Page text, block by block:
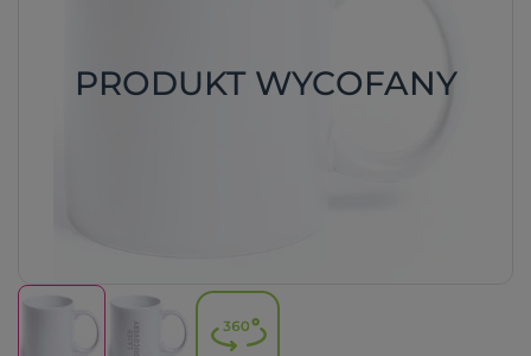
PRODUKT WYCOFANY